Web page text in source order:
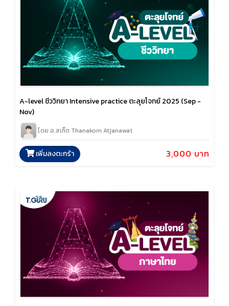
A-level ชีววิทยา Intensive practice ตะลุยโจทย์ 2025 (Sep -
Nov)
โดย อ.สเก็ต Thanakorn Atjanawat
3,000 บาท
เพิ่มลงตะกร้า